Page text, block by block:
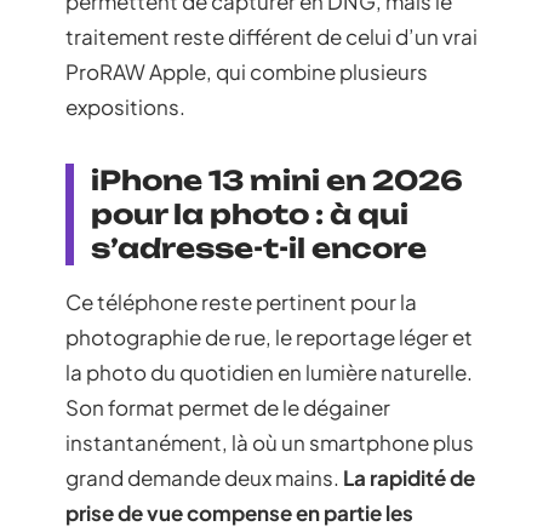
traitement reste différent de celui d’un vrai
ProRAW Apple, qui combine plusieurs
expositions.
iPhone 13 mini en 2026
pour la photo : à qui
s’adresse-t-il encore
Ce téléphone reste pertinent pour la
photographie de rue, le reportage léger et
la photo du quotidien en lumière naturelle.
Son format permet de le dégainer
instantanément, là où un smartphone plus
grand demande deux mains. La rapidité de
prise de vue compense en partie les